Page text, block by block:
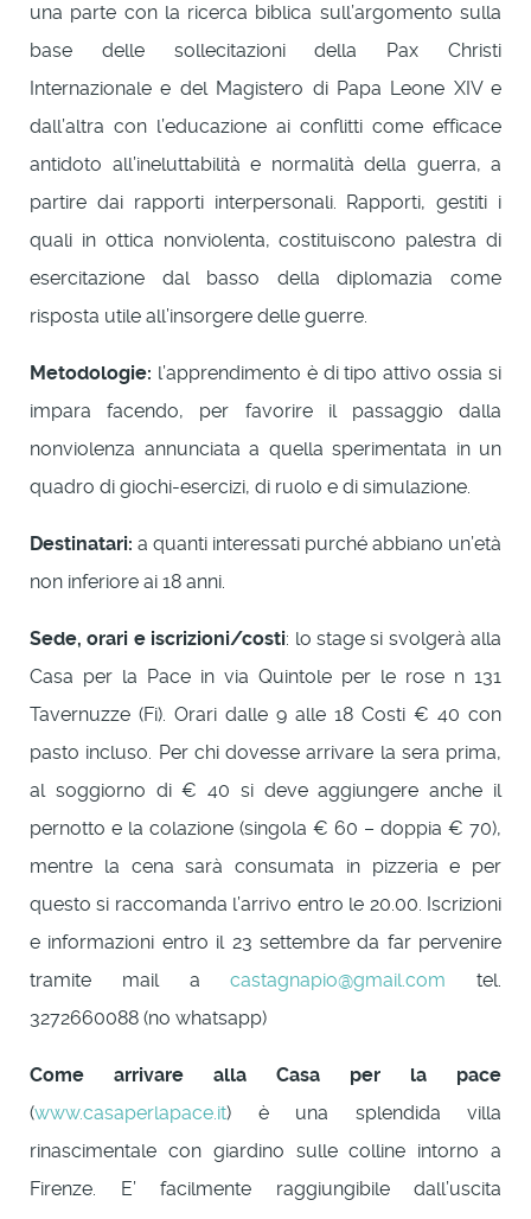
una parte con la ricerca biblica sull’argomento sulla
base delle sollecitazioni della Pax Christi
Internazionale e del Magistero di Papa Leone XIV e
dall’altra con l’educazione ai conflitti come efficace
antidoto all’ineluttabilità e normalità della guerra, a
partire dai rapporti interpersonali. Rapporti, gestiti i
quali in ottica nonviolenta, costituiscono palestra di
esercitazione dal basso della diplomazia come
risposta utile all’insorgere delle guerre.
Metodologie: l’apprendimento è di tipo attivo ossia si
impara facendo, per favorire il passaggio dalla
nonviolenza annunciata a quella sperimentata in un
quadro di giochi-esercizi, di ruolo e di simulazione.
Destinatari: a quanti interessati purché abbiano un’età
non inferiore ai 18 anni.
Sede, orari e iscrizioni/costi: lo stage si svolgerà alla
Casa per la Pace in via Quintole per le rose n 131
Tavernuzze (Fi). Orari dalle 9 alle 18 Costi € 40 con
pasto incluso. Per chi dovesse arrivare la sera prima,
al soggiorno di € 40 si deve aggiungere anche il
pernotto e la colazione (singola € 60 – doppia € 70),
mentre la cena sarà consumata in pizzeria e per
questo si raccomanda l’arrivo entro le 20.00. Iscrizioni
e informazioni entro il 23 settembre da far pervenire
tramite mail acastagnapio@gmail.com tel.
3272660088 (no whatsapp)
Come arrivare alla Casa per la pace
(www.casaperlapace.it) è una splendida villa
rinascimentale con giardino sulle colline intorno a
Firenze. E’ facilmente raggiungibile dall’uscita